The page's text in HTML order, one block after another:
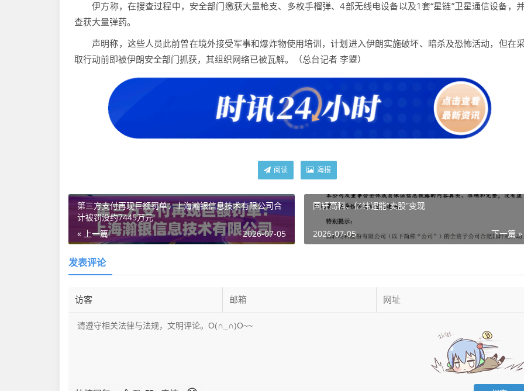
伊方称，在搜查过程中，安全部门缴获大量枪支、多枚手榴弹、4部无线电设备以及1套“星链”卫星通信设备，
查获大量弹药。
声明称，这些人员此前曾在境外接受军事和爆炸物使用培训，计划进入伊朗实施破坏、暗杀及恐怖活动，但在采
取行动前即被伊朗安全部门抓获，其组织网络已被瓦解。（总台记者 李曌）
阅读 海报
第三方支付再现巨额罚单：上海瀚银信息技术有限公司合
计被罚没约7445万元
« 上一篇
2026-07-05
国轩高科、亿纬锂能“卖股”变现
下一篇 »
2026-07-05
发表评论